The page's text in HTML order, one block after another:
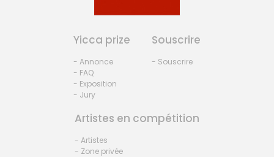
Yicca prize
- Annonce
- FAQ
- Exposition
- Jury
Souscrire
- Souscrire
Artistes en compétition
- Artistes
- Zone privée